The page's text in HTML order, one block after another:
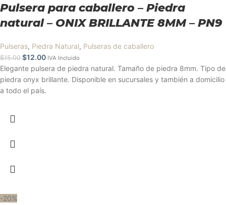
Pulsera para caballero – Piedra
natural – ONIX BRILLANTE 8MM – PN9
Pulseras, Piedra Natural, Pulseras de caballero
$15.00 $12.00 IVA Incluido
Elegante pulsera de piedra natural. Tamaño de piedra 8mm. Tipo de
piedra onyx brillante. Disponible en sucursales y también a domicilio
a todo el país.
-20%